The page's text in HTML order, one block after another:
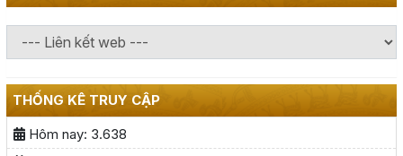
THỐNG KÊ TRUY CẬP
Hôm nay: 3.638